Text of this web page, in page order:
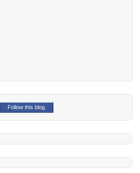
Follow this blog